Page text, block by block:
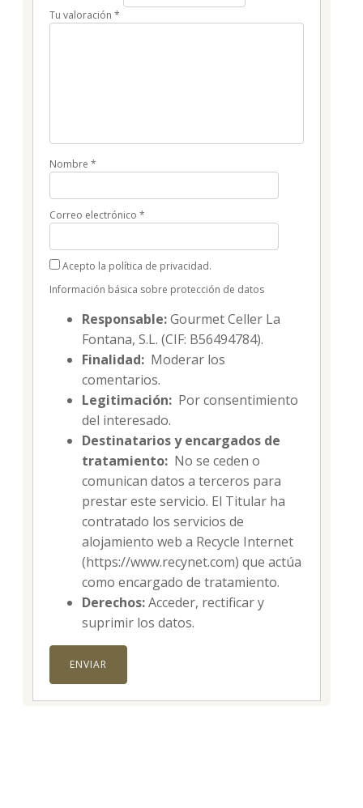
Tu valoración *
Nombre *
Correo electrónico *
Acepto la política de privacidad.
Información básica sobre protección de datos
Responsable:Gourmet Celler La
Fontana, S.L. (CIF: B56494784).
Finalidad: Moderar los
comentarios.
Legitimación: Por consentimiento
del interesado.
Destinatarios y encargados de
tratamiento: No se ceden o
comunican datos a terceros para
prestar este servicio. El Titular ha
contratado los servicios de
alojamiento web a Recycle Internet
(https://www.recynet.com) que actúa
como encargado de tratamiento.
Derechos:Acceder, rectificar y
suprimir los datos.